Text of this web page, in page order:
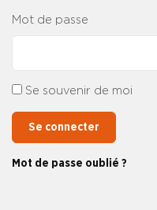
Mot de passe
Se souvenir de moi
Se connecter
Mot de passe oublié ?